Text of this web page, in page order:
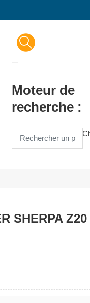
Moteur de
recherche :
SHERPA Z20